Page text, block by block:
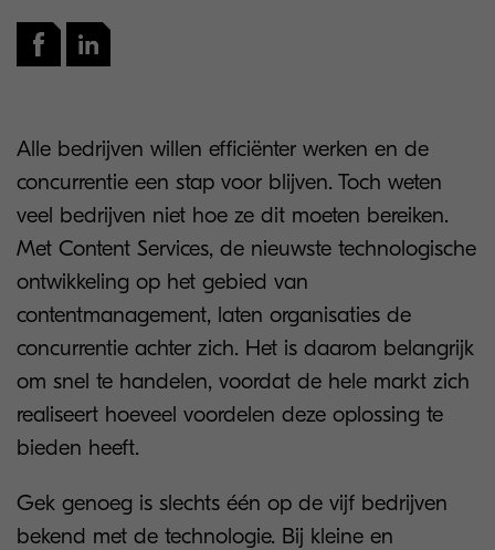
Alle bedrijven willen efficiënter werken en de
concurrentie een stap voor blijven. Toch weten
veel bedrijven niet hoe ze dit moeten bereiken.
Met Content Services, de nieuwste technologische
ontwikkeling op het gebied van
contentmanagement, laten organisaties de
concurrentie achter zich. Het is daarom belangrijk
om snel te handelen, voordat de hele markt zich
realiseert hoeveel voordelen deze oplossing te
bieden heeft.
Gek genoeg is slechts één op de vijf bedrijven
bekend met de technologie. Bij kleine en